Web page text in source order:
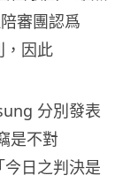
審團認爲
因此
分別發表
是不對
日之判決是